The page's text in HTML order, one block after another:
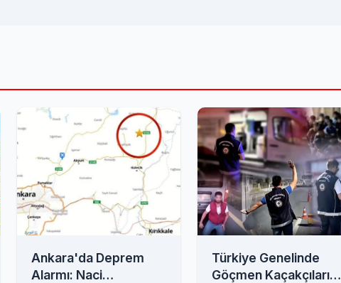
Ankara'da Deprem
Alarmı: Naci
Türkiye Genelinde
Göçmen Kaçakçılarına